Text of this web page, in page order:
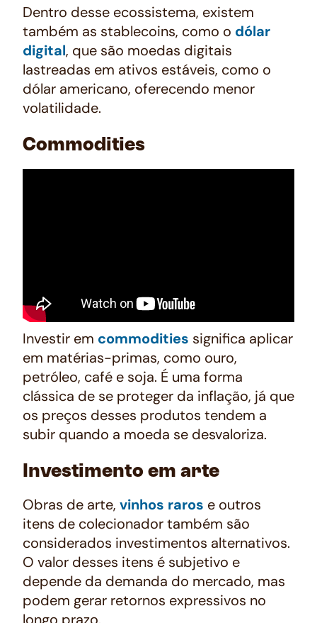
Dentro desse ecossistema, existem
também as stablecoins, como o dólar
digital, que são moedas digitais
lastreadas em ativos estáveis, como o
dólar americano, oferecendo menor
volatilidade.
Commodities
Investir em commodities significa aplicar
em matérias-primas, como ouro,
petróleo, café e soja. É uma forma
clássica de se proteger da inflação, já que
os preços desses produtos tendem a
subir quando a moeda se desvaloriza.
Investimento em arte
Obras de arte, vinhos raros e outros
itens de colecionador também são
considerados investimentos alternativos.
O valor desses itens é subjetivo e
depende da demanda do mercado, mas
podem gerar retornos expressivos no